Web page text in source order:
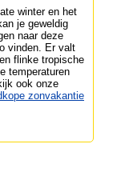
winter en het
je geweldig
naar deze
vinden. Er valt
flinke tropische
temperaturen
ook onze
zonvakantie